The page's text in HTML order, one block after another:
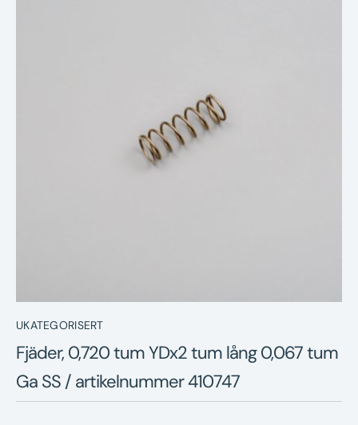
Underhållstips
Kontakt
UKATEGORISERT
Fjäder, 0,720 tum YDx2 tum lång 0,067 tum
Ga SS / artikelnummer 410747